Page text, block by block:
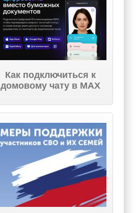
Как подключиться к
домовому чату в МАХ